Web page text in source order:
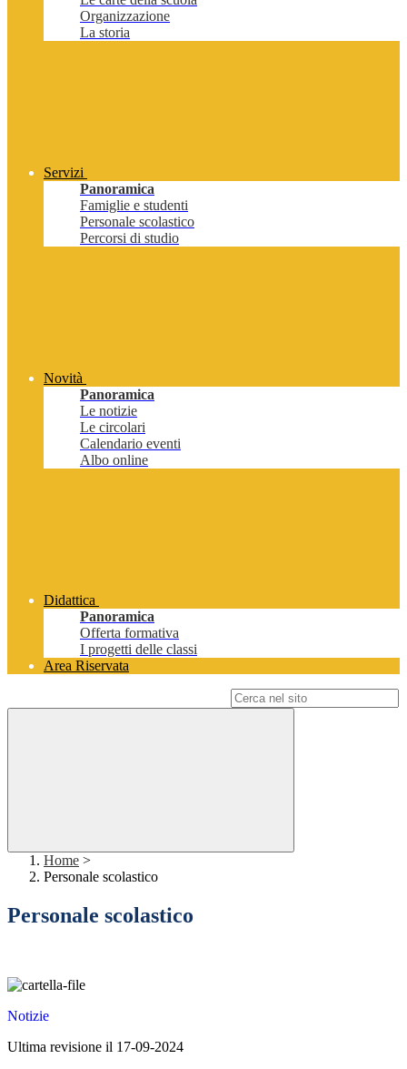
Organizzazione
La storia
Servizi
Panoramica
Famiglie e studenti
Personale scolastico
Percorsi di studio
Novità
Panoramica
Le notizie
Le circolari
Calendario eventi
Albo online
Didattica
Panoramica
Offerta formativa
I progetti delle classi
Area Riservata
Home >
Personale scolastico
Personale scolastico
Notizie
Ultima revisione il 17-09-2024